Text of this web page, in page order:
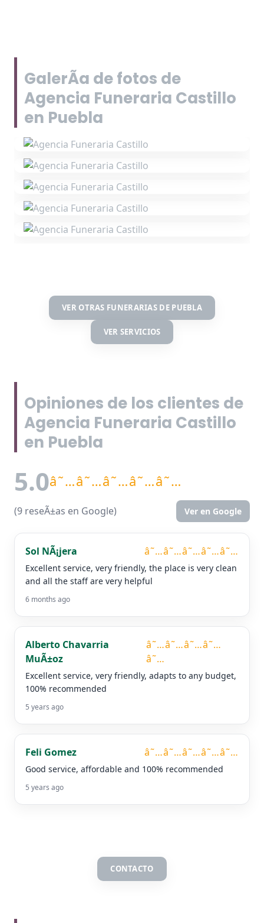
GalerÃ­a de fotos de
Agencia Funeraria Castillo
en Puebla
VER OTRAS FUNERARIAS DE PUEBLA
VER SERVICIOS
Opiniones de los clientes de
Agencia Funeraria Castillo
en Puebla
5.0â˜…â˜…â˜…â˜…â˜…
(9 reseÃ±as en Google) Ver en Google
Sol NÃ¡jera â˜…â˜…â˜…â˜…â˜…
Excellent service, very friendly, the place is very clean
and all the staff are very helpful
6 months ago
Alberto Chavarria
MuÃ±oz
â˜…â˜…â˜…â˜…
â˜…
Excellent service, very friendly, adapts to any budget,
100% recommended
5 years ago
Feli Gomez â˜…â˜…â˜…â˜…â˜…
Good service, affordable and 100% recommended
5 years ago
CONTACTO